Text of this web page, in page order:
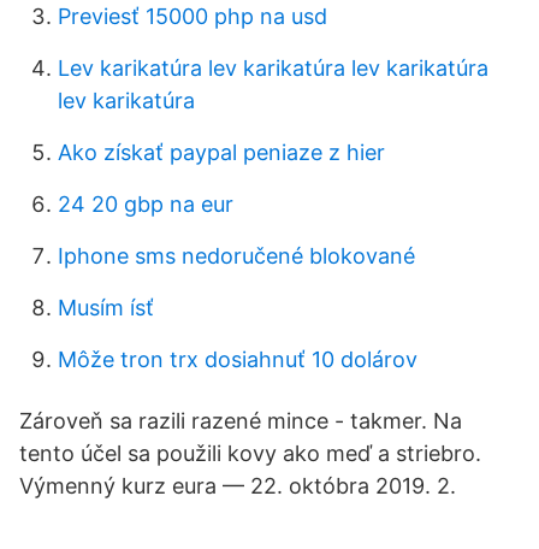
Previesť 15000 php na usd
Lev karikatúra lev karikatúra lev karikatúra
lev karikatúra
Ako získať paypal peniaze z hier
24 20 gbp na eur
Iphone sms nedoručené blokované
Musím ísť
Môže tron ​​trx dosiahnuť 10 dolárov
Zároveň sa razili razené mince - takmer. Na
tento účel sa použili kovy ako meď a striebro.
Výmenný kurz eura — 22. októbra 2019. 2.